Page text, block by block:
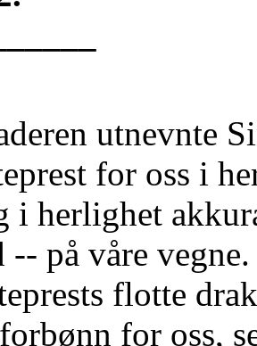
utnevnte
for oss i
herlighet
-- på våre
flotte
for oss,